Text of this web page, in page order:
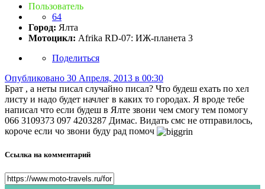
Пользователь
64
Город: Ялта
Мотоцикл: Afrika RD-07: ИЖ-планета 3
Поделиться
Опубликовано 30 Апреля, 2013 в 00:30
Брат , а неты писал случайно писал? Что будеш ехать по хел
листу и надо будет начлег в каких то городах. Я вроде тебе
написал что если будеш в Ялте звони чем смогу тем помогу
066 3109373 097 4203287 Димас. Видать смс не отправилось,
короче если чо звони буду рад помоч
Ссылка на комментарий